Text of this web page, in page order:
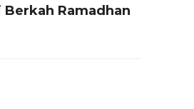
Ramadhan